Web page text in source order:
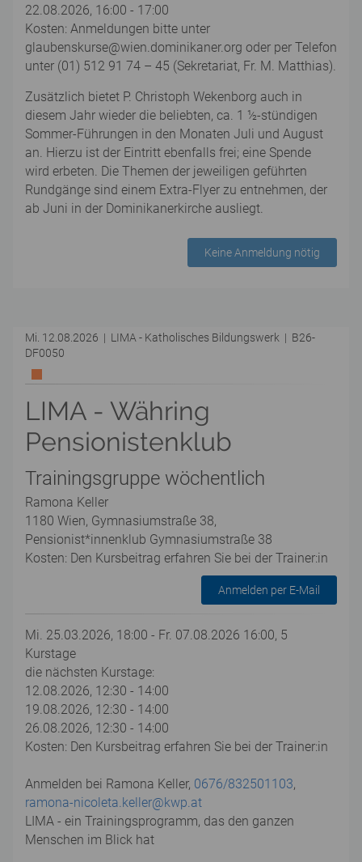
22.08.2026, 16:00 - 17:00
Kosten: Anmeldungen bitte unter
glaubenskurse@wien.dominikaner.org oder per Telefon
unter (01) 512 91 74 – 45 (Sekretariat, Fr. M. Matthias).
Zusätzlich bietet P. Christoph Wekenborg auch in
diesem Jahr wieder die beliebten, ca. 1 ½-stündigen
Sommer-Führungen in den Monaten Juli und August
an. Hierzu ist der Eintritt ebenfalls frei; eine Spende
wird erbeten. Die Themen der jeweiligen geführten
Rundgänge sind einem Extra-Flyer zu entnehmen, der
ab Juni in der Dominikanerkirche ausliegt.
Keine Anmeldung nötig
Mi. 12.08.2026 | LIMA - Katholisches Bildungswerk | B26-
DF0050
LIMA - Währing
Pensionistenklub
Trainingsgruppe wöchentlich
Ramona Keller
1180 Wien, Gymnasiumstraße 38,
Pensionist*innenklub Gymnasiumstraße 38
Kosten: Den Kursbeitrag erfahren Sie bei der Trainer:in
Anmelden per E-Mail
Mi. 25.03.2026, 18:00 - Fr. 07.08.2026 16:00, 5
Kurstage
die nächsten Kurstage:
12.08.2026, 12:30 - 14:00
19.08.2026, 12:30 - 14:00
26.08.2026, 12:30 - 14:00
Kosten: Den Kursbeitrag erfahren Sie bei der Trainer:in
Anmelden bei Ramona Keller, 0676/832501103,
ramona-nicoleta.keller@kwp.at
LIMA - ein Trainingsprogramm, das den ganzen
Menschen im Blick hat